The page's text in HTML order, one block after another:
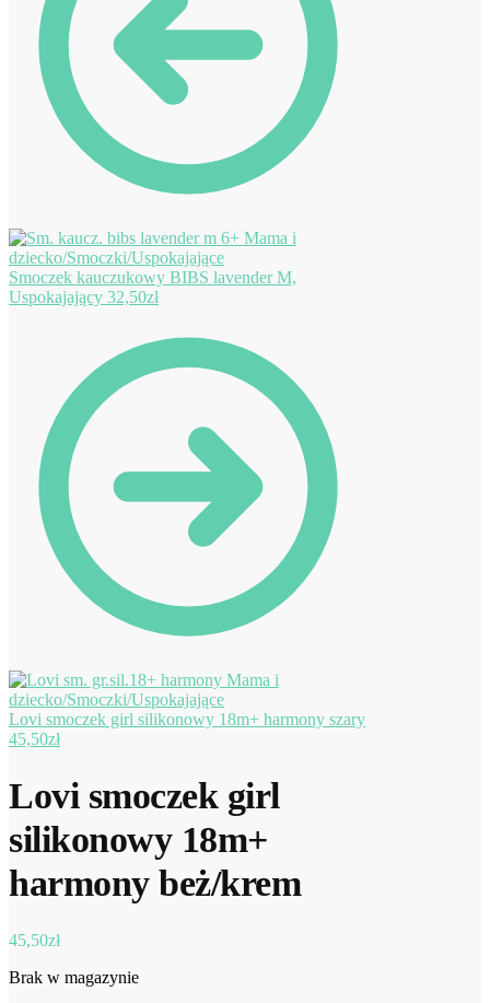
Smoczek kauczukowy BIBS lavender M,
Uspokajający 32,50zł
Lovi smoczek girl silikonowy 18m+ harmony szary
45,50zł
Lovi smoczek girl
silikonowy 18m+
harmony beż/krem
45,50zł
Brak w magazynie